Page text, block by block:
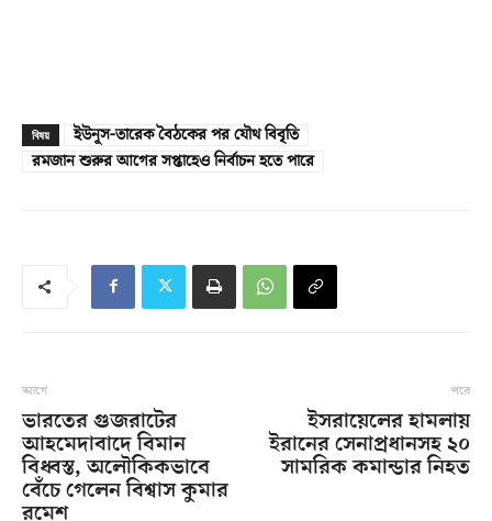
বিষয়
ইউনূস-তারেক বৈঠকের পর যৌথ বিবৃতি
রমজান শুরুর আগের সপ্তাহেও নির্বাচন হতে পারে
আগে
ভারতের গুজরাটের
আহমেদাবাদে বিমান
বিধ্বস্ত, অলৌকিকভাবে
বেঁচে গেলেন বিশ্বাস কুমার
রমেশ
পরে
ইসরায়েলের হামলায়
ইরানের সেনাপ্রধানসহ ২০
সামরিক কমান্ডার নিহত